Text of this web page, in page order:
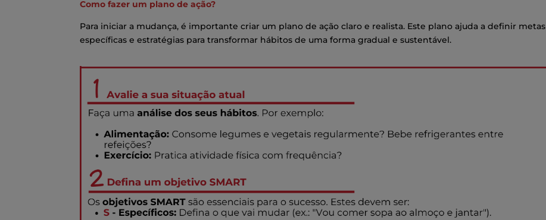
Como fazer um plano de ação?
Para iniciar a mudança, é importante criar um plano de ação claro e realista. Este plano ajuda a definir metas
específicas e estratégias para transformar hábitos de uma forma gradual e sustentável.